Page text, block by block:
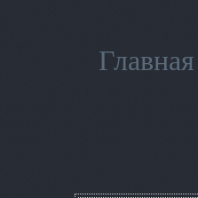
Главная